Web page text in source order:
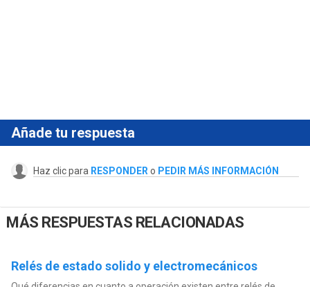
Añade tu respuesta
Haz clic para RESPONDER o PEDIR MÁS INFORMACIÓN
MÁS RESPUESTAS RELACIONADAS
Relés de estado solido y electromecánicos